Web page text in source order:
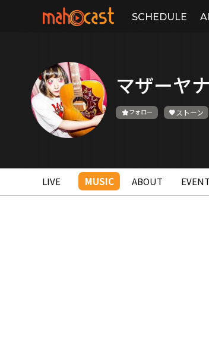
SCHEDULE
マザーヤ
フォロー ストーン
LIVE MUSIC ABOUT EVENT